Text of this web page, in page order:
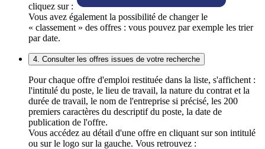
cliquez sur :
Vous avez également la possibilité de changer le
« classement » des offres : vous pouvez par exemple les trier
par date.
4. Consulter les offres issues de votre recherche
Pour chaque offre d'emploi restituée dans la liste, s'affichent :
l'intitulé du poste, le lieu de travail, la nature du contrat et la
durée de travail, le nom de l'entreprise si précisé, les 200
premiers caractères du descriptif du poste, la date de
publication de l'offre.
Vous accédez au détail d'une offre en cliquant sur son intitulé
ou sur le logo sur la gauche. Vous retrouvez :